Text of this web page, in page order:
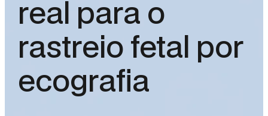
real para o
rastreio fetal por
ecografia